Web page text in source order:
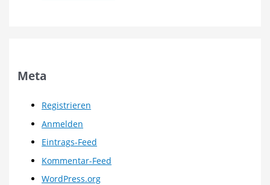
Meta
Registrieren
Anmelden
Eintrags-Feed
Kommentar-Feed
WordPress.org